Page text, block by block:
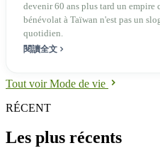
devenir 60 ans plus tard un
bénévolat à Taïwan n'est pas un
quotidien.
閱讀全文
Tout voir Mode de vie
RÉCENT
Les plus récents